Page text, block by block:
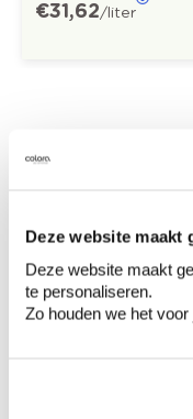
Deze website maakt
Deze website maakt
te personaliseren.
Zo houden we het
€ 31,62/liter
Stone Art -
Ga samen